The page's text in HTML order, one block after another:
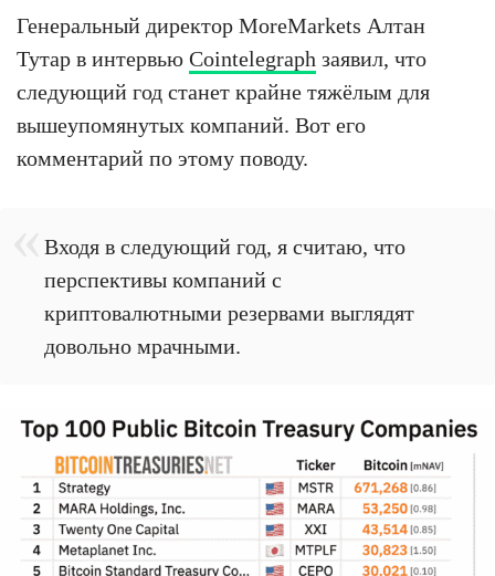
Генеральный директор MoreMarkets Алтан
Тутар в интервью Cointelegraph заявил, что
следующий год станет крайне тяжёлым для
вышеупомянутых компаний. Вот его
комментарий по этому поводу.
Входя в следующий год, я считаю, что
перспективы компаний с
криптовалютными резервами выглядят
довольно мрачными.